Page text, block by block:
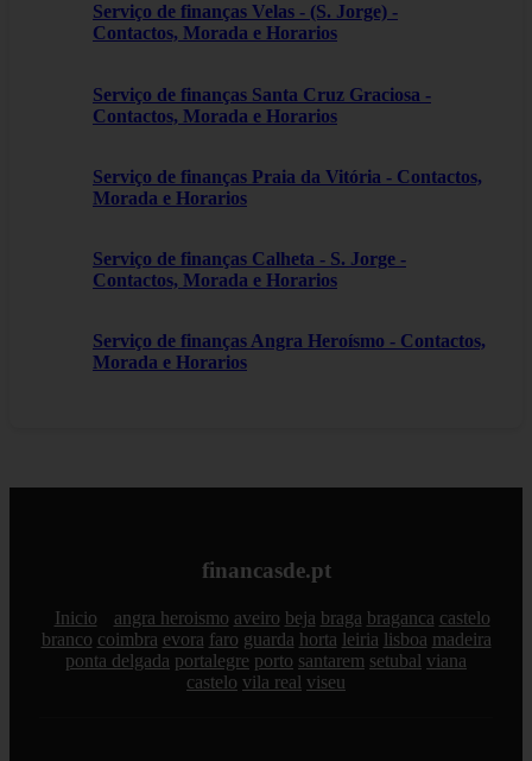
Serviço de finanças Velas - (S. Jorge) -
Contactos, Morada e Horarios
Serviço de finanças Santa Cruz Graciosa -
Contactos, Morada e Horarios
Serviço de finanças Praia da Vitória - Contactos,
Morada e Horarios
Serviço de finanças Calheta - S. Jorge -
Contactos, Morada e Horarios
Serviço de finanças Angra Heroísmo - Contactos,
Morada e Horarios
financasde.pt
Inicio angra heroismo aveiro beja braga braganca castelo
branco coimbra evora faro guarda horta leiria lisboa madeira
ponta delgada portalegre porto santarem setubal viana
castelo vila real viseu